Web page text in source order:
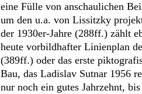
eine Fülle von anschaulichen
um den u.a. von Lissitzky
der 1930er-Jahre (288ff.) zählt
heute vorbildhafter Linienplan
(389ff.) oder das erste
Bau, das Ladislav Sutnar 1956
nur noch ein gutes Jahrzehnt,